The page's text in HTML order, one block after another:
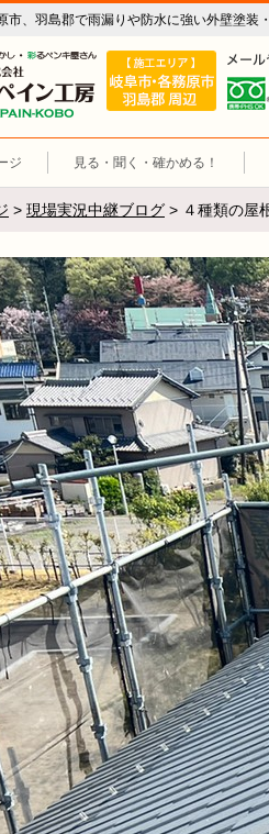
市、羽島郡で雨漏りや防水に強い外壁塗装
リペイン工房（外
施工
ジ 見る・聞く・確かめる！
> 現場実況中継ブログ > ４種類の屋